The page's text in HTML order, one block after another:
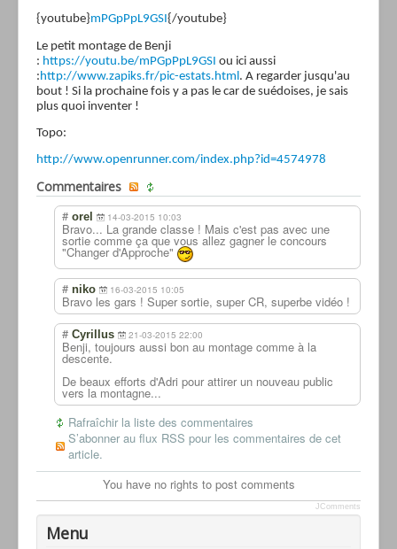
{youtube}mPGpPpL9GSI{/youtube}
Le petit montage de Benji
: https://youtu.be/mPGpPpL9GSI ou ici aussi
: http://www.zapiks.fr/pic-estats.html . A regarder jusqu'au
bout ! Si la prochaine fois y a pas le car de suédoises, je sais
plus quoi inventer !
Topo:
http://www.openrunner.com/index.php?id=4574978
Commentaires
# orel 14-03-2015 10:03
Bravo... La grande classe ! Mais c'est pas avec une
sortie comme ça que vous allez gagner le concours
"Changer d'Approche"
# niko 16-03-2015 10:05
Bravo les gars ! Super sortie, super CR, superbe vidéo !
# Cyrillus 21-03-2015 22:00
Benji, toujours aussi bon au montage comme à la
descente.
De beaux efforts d'Adri pour attirer un nouveau public
vers la montagne...
Rafraîchir la liste des commentaires
S’abonner au flux RSS pour les commentaires de cet
article.
You have no rights to post comments
JComments
Menu